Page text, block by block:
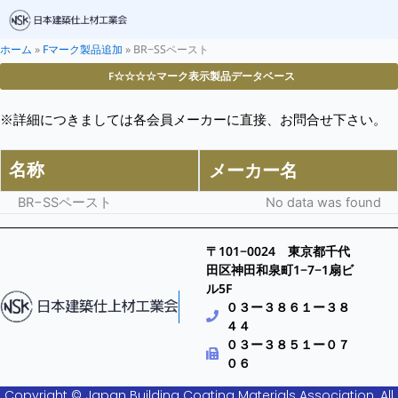
ホーム » Fマーク製品追加 » BR−SSペースト
F☆☆☆☆マーク表示製品データベース
※詳細につきましては各会員メーカーに直接、お問合せ下さい。
名称 メーカー名
BR−SSペースト No data was found
〒101−0024 東京都千代
田区神田和泉町1−7−1扇ビ
ル5F
０３ー３８６１ー３８
４４
０３ー３８５１ー０７
０６